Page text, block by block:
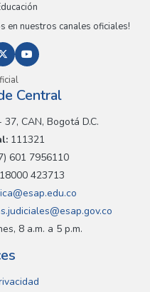
en nuestros canales oficiales!
Central
CAN, Bogotá D.C.
111321
601 7956110
423713
8 a.m. a 5 p.m.